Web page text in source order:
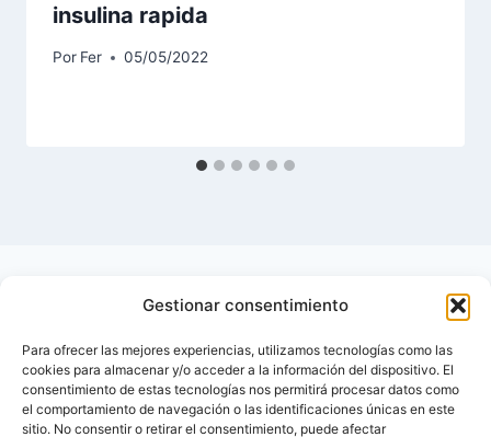
Gestionar consentimiento
Para ofrecer las mejores experiencias, utilizamos tecnologías como las
cookies para almacenar y/o acceder a la información del dispositivo. El
consentimiento de estas tecnologías nos permitirá procesar datos como
el comportamiento de navegación o las identificaciones únicas en este
sitio. No consentir o retirar el consentimiento, puede afectar
insulina rapida
Por Fer 05/05/2022